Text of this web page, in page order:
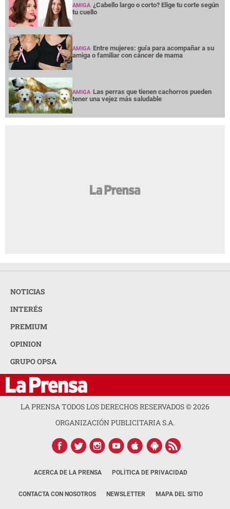
AMIGA ¿Cabello largo o corto? Elige tu corte según
tu cuello
AMIGA Entre mujeres: guía para acompañar a su
amiga o familiar con cáncer de mama
AMIGA Las perras que tienen cachorros pueden
tener una vejez más saludable
NOTICIAS
INTERÉS
PREMIUM
OPINION
GRUPO OPSA
LA PRENSA TODOS LOS DERECHOS RESERVADOS ©2026
ORGANIZACIÓN PUBLICITARIA S.A.
ACERCA DE LA PRENSA POLÍTICA DE PRIVACIDAD
CONTACTA CON NOSOTROS NEWSLETTER MAPA DEL SITIO